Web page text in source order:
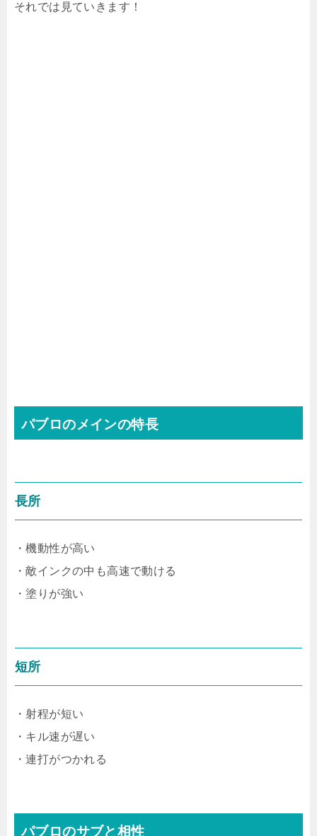
それでは見ていきます！
パブロのメインの特長
長所
・機動性が高い
・敵インクの中も高速で動ける
・塗りが強い
短所
・射程が短い
・キル速が遅い
・連打がつかれる
パブロのサブと相性